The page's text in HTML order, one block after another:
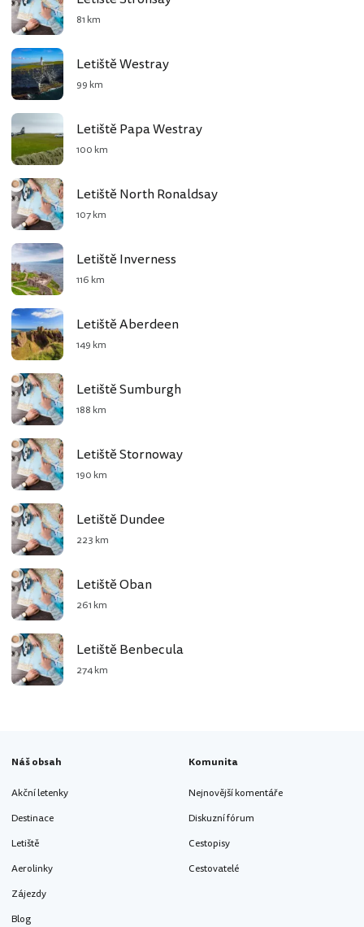
81 km
Letiště Westray
99 km
Letiště Papa Westray
100 km
Letiště North Ronaldsay
107 km
Letiště Inverness
116 km
Letiště Aberdeen
149 km
Letiště Sumburgh
188 km
Letiště Stornoway
190 km
Letiště Dundee
223 km
Letiště Oban
261 km
Letiště Benbecula
274 km
Náš obsah
Akční letenky
Destinace
Letiště
Aerolinky
Zájezdy
Blog
Komunita
Nejnovější komentáře
Diskuzní fórum
Cestopisy
Cestovatelé